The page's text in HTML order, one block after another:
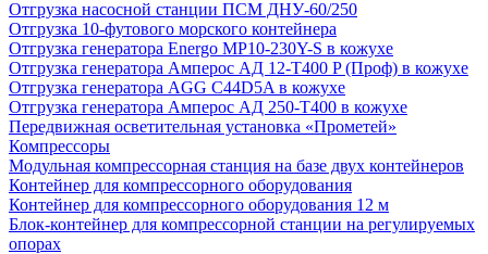
Отгрузка насосной станции ПСМ ДНУ-60/250
Отгрузка 10-футового морского контейнера
Отгрузка генератора Energo MP10-230Y-S в кожухе
Отгрузка генератора Амперос АД 12-Т400 P (Проф) в кожухе
Отгрузка генератора AGG C44D5A в кожухе
Отгрузка генератора Амперос АД 250-Т400 в кожухе
Передвижная осветительная установка «Прометей»
Компрессоры
Модульная компрессорная станция на базе двух контейнеров
Контейнер для компрессорного оборудования
Контейнер для компрессорного оборудования 12 м
Блок-контейнер для компрессорной станции на регулируемых
опорах